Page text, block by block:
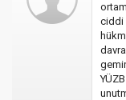
ciddi